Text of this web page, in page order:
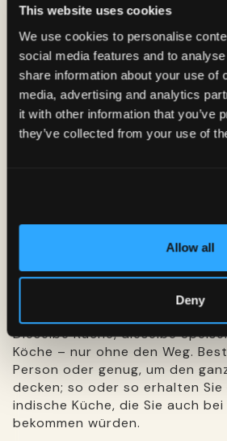
This website uses cookies
We use cookies to personalise
social media features and to
share information about your use of
media, advertising and analytics
it with other information that you’ve
they’ve collected from your use of
Allow all
Deny
Lieferung
Indisches
Schaffen Sie es nicht nach De
Miri Mary zu Ihnen. Bestellen
Tandoori-Gerichte und
Dieselbe Küche, dieselbe
Köche – nur ohne den Weg.
Person oder genug, um den
decken; so oder so erhalten
indische Küche, die Sie auch
bekommen würden.